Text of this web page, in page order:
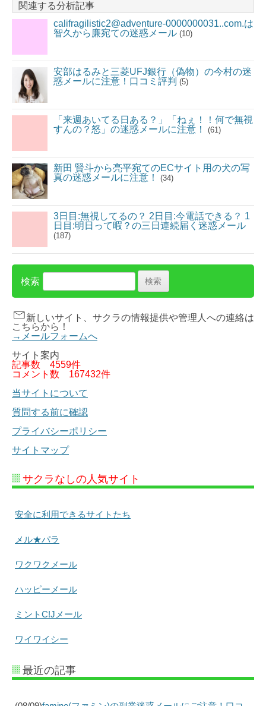
関連する分析記事
califragilistic2@adventure-0000000031..com.は
智久から廉宛ての迷惑メール (10)
安部はるみと三菱UFJ銀行（偽物）の今村の迷
惑メールに注意！口コミ評判 (5)
「来週あいてる日ある？」「ねぇ！！何で無視
すんの？怒」の迷惑メールに注意！
(61)
新田 賢斗から亮平宛てのECサイト用の犬の写
真の迷惑メールに注意！
(34)
3日目:無視してるの？ 2日目:今電話できる？ 1
日目:明日って暇？の三日連続届く迷惑メール
(187)
検索
新しいサイト、サクラの情報提供や管理人への連絡は
こちらから！
→メールフォームへ
サイト案内
記事数 4559件
コメント数 167432件
当サイトについて
質問する前に確認
プライバシーポリシー
サイトマップ
サクラなしの人気サイト
安全に利用できるサイトたち
メル★パラ
ワクワクメール
ハッピーメール
ミントC!Jメール
ワイワイシー
最近の記事